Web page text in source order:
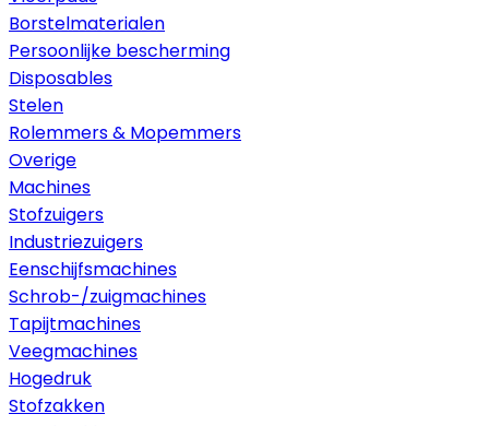
Borstelmaterialen
Persoonlijke bescherming
Disposables
Stelen
Rolemmers & Mopemmers
Overige
Machines
Stofzuigers
Industriezuigers
Eenschijfsmachines
Schrob-/zuigmachines
Tapijtmachines
Veegmachines
Hogedruk
Stofzakken